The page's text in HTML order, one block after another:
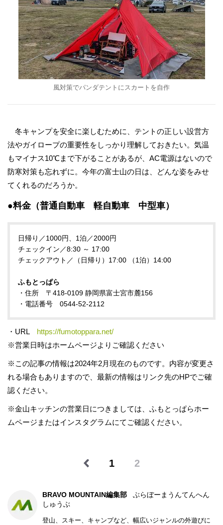
風対策でパンダテントにスカートを自作
冬キャンプを安全に楽しむために、テントの正しい設営方
法やガイロープの重要性をしっかり理解しておきたい。気温
もマイナス10℃まで下がることがあるが、AC電源はないので
防寒対策も忘れずに。今年の富士山の日は、どんな姿をみせ
てくれるのだろうか。
●料金（普通自動車 軽自動車 中型車）
日帰り／1000円、1泊／2000円
チェックイン／8:30 ～ 17:00
チェックアウト／（日帰り）17:00 （1泊）14:00
ふもとっぱら
・住所 〒418-0109 静岡県富士宮市麓156
・電話番号 0544-52-2112
・URL https://fumotoppara.net/
※営業日時はホームページよりご確認ください
※この記事の情報は2024年2月現在のものです。内容が変更さ
れる場合もありますので、最新の情報はリンク先のHPでご確
認ください。
※金山キッチンの営業日につきましては、ふもとっぱらホー
ムページまたはインスタグラムにてご確認ください。
1 2
BRAVO MOUNTAIN編集部
ぶらぼーまうんてんへん
しゅうぶ
登山、スキー、キャンプなど、幅広いジャンルの外遊びに